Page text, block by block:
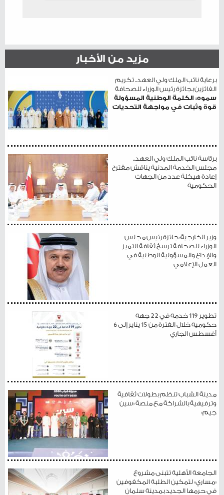
مزيد من الأخبار
برعاية نائب الملك ولي العهد.. تكريم
الفائزين بجائزة رئيس الوزراء للصحافة
سموه: الكلمة الوطنية المسؤولة
قوة وثبات في مواجهة التحديات
برئاسة نائب الملك ولي العهد..
مجلس الخدمة المدنية يناقش مقترح
إعادة هيكلة عدد من الجهات
الحكومية
وزير الخارجية: جائزة رئيس مجلس
الوزراء للصحافة ترسخ ثقافة التميز
والإبداع والمسؤولية الوطنية في
العمل الإعلامي
تطوير 119 خدمة في 22 جهة
حكومية خلال الفترة من 15 يناير إلى 6
أغسطس الجاري
مدينة الشباب تنظم بطولات ثقافية
وترفيهية بالشراكة مع منصة «سين
جيم»
الجامعة الأهلية تتبنى مشروع
«مساري» لتمكين الطلبة المكفوفين
في حرمها الجديد بمدينة سلمان